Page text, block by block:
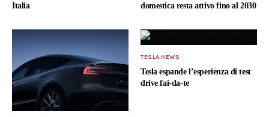
Italia
domestica resta attivo fino al 2030
TESLA NEWS
Tesla espande l’esperienza di test
drive fai-da-te